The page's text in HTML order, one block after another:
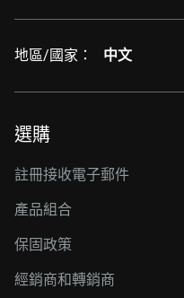
地區/國家： 中文
選購
註冊接收電子郵件
產品組合
保固政策
經銷商和轉銷商